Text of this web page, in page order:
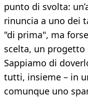
punto di svolta:
rinuncia a uno dei
"di prima", ma
scelta, un progetto
Sappiamo di
tutti, insieme – in
comunque uno